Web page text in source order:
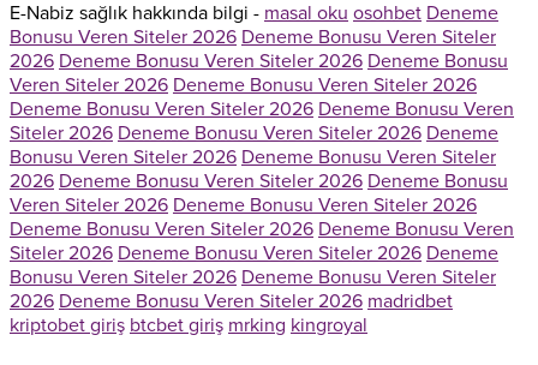
E-Nabiz sağlık hakkında bilgi - masal oku osohbet Deneme
Bonusu Veren Siteler 2026 Deneme Bonusu Veren Siteler
2026 Deneme Bonusu Veren Siteler 2026 Deneme Bonusu
Veren Siteler 2026 Deneme Bonusu Veren Siteler 2026
Deneme Bonusu Veren Siteler 2026 Deneme Bonusu Veren
Siteler 2026 Deneme Bonusu Veren Siteler 2026 Deneme
Bonusu Veren Siteler 2026 Deneme Bonusu Veren Siteler
2026 Deneme Bonusu Veren Siteler 2026 Deneme Bonusu
Veren Siteler 2026 Deneme Bonusu Veren Siteler 2026
Deneme Bonusu Veren Siteler 2026 Deneme Bonusu Veren
Siteler 2026 Deneme Bonusu Veren Siteler 2026 Deneme
Bonusu Veren Siteler 2026 Deneme Bonusu Veren Siteler
2026 Deneme Bonusu Veren Siteler 2026 madridbet
kriptobet giriş btcbet giriş mrking kingroyal